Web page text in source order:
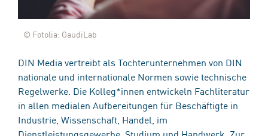
© Fotolia: GaudiLab
DIN Media vertreibt als Tochterunternehmen von DIN
nationale und internationale Normen sowie technische
Regelwerke. Die Kolleg*innen entwickeln Fachliteratur
in allen medialen Aufbereitungen für Beschäftigte in
Industrie, Wissenschaft, Handel, im